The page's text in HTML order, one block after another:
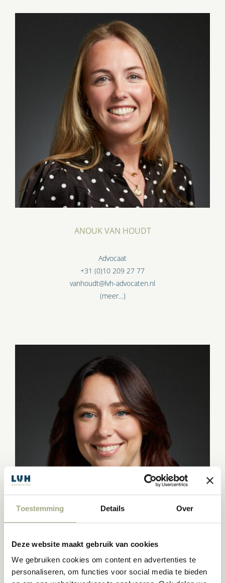
Toestemming Details Over
Deze website maakt gebruik van cookies
We gebruiken cookies om content en advertenties te
personaliseren, om functies voor social media te bieden
ANOUK VAN HOUDT
Advocaat
+31 (0)10 209 27 77
vanhoudt@lvh-advocaten.nl
(meer…)
JAMIE JANSSEN